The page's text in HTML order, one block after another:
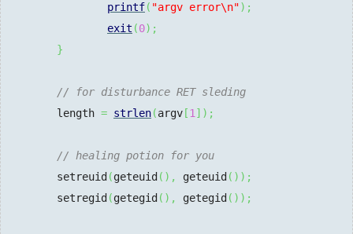
printf( "argv error\n") ;
exit (0) ;
}
// for disturbance RET sleding
        length
= strlen(argv [1 ] ) ;
// healing potion for you
        setreuid
(geteuid ( ) , geteuid ( ) ) ;
        setregid
(getegid ( ) , getegid ( ) ) ;